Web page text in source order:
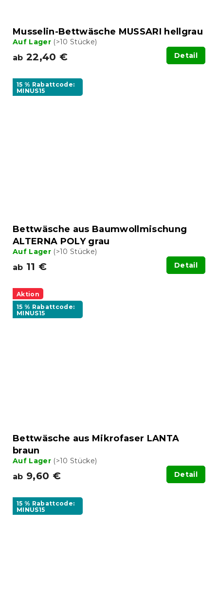
Musselin-Bettwäsche MUSSARI hellgrau
Auf Lager (>10 Stücke)
ab 22,40 € Detail
15 % Rabattcode:
MINUS15
Bettwäsche aus Baumwollmischung
ALTERNA POLY grau
Auf Lager (>10 Stücke)
ab 11 € Detail
Aktion
15 % Rabattcode:
MINUS15
Bettwäsche aus Mikrofaser LANTA
braun
Auf Lager (>10 Stücke)
ab 9,60 € Detail
15 % Rabattcode:
MINUS15